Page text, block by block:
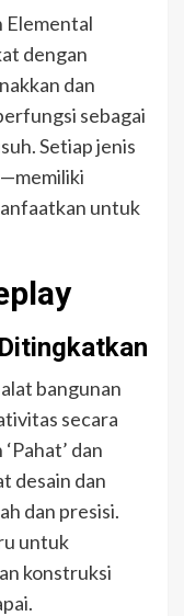
Elemental
dengan
dan
sebagai
Setiap jenis
untuk
bangunan
secara
dan
desain dan
dan presisi.
untuk
konstruksi